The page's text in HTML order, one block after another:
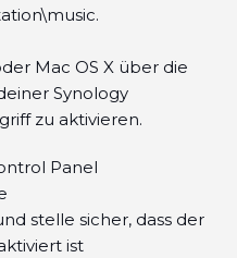
Mac OS X über die
Synology
zu aktivieren.
Panel
stelle sicher, dass der
ist